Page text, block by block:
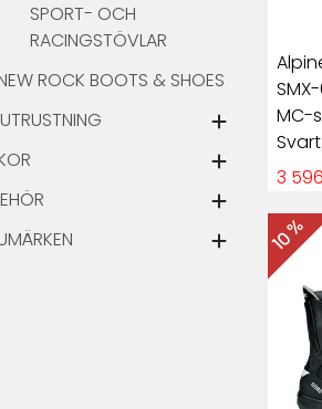
SPORT- OCH
RACINGSTÖVLAR
ROCK BOOTS & SHOES
MC-
3
10 %